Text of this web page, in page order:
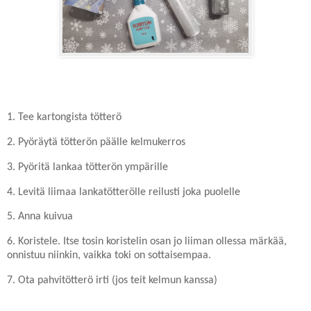
1. Tee kartongista tötterö
2. Pyöräytä tötterön päälle kelmukerros
3. Pyöritä lankaa tötterön ympärille
4. Levitä liimaa lankatötterölle reilusti joka puolelle
5. Anna kuivua
6. Koristele. Itse tosin koristelin osan jo liiman ollessa märkää,
onnistuu niinkin, vaikka toki on sottaisempaa.
7. Ota pahvitötterö irti (jos teit kelmun kanssa)